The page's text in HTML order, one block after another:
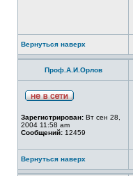
Вернуться наверх
Проф.А.И.Орлов
Зарегистрирован: Вт сен 28,
2004 11:58 am
Сообщений: 12459
Вернуться наверх